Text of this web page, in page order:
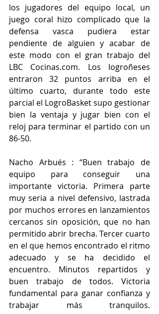
los jugadores del equipo local, un
juego coral hizo complicado que la
defensa vasca pudiera estar
pendiente de alguien y acabar de
este modo con el gran trabajo del
LBC Cocinas.com. Los logroñeses
entraron 32 puntos arriba en el
último cuarto, durante todo este
parcial el LogroBasket supo gestionar
bien la ventaja y jugar bien con el
reloj para terminar el partido con un
86-50.
Nacho Arbués : “Buen trabajo de
equipo para conseguir una
importante victoria. Primera parte
muy seria a nivel defensivo, lastrada
por muchos errores en lanzamientos
cercanos sin oposición, que no han
permitido abrir brecha. Tercer cuarto
en el que hemos encontrado el ritmo
adecuado y se ha decidido el
encuentro. Minutos repartidos y
buen trabajo de todos. Victoria
fundamental para ganar confianza y
trabajar más tranquilos.